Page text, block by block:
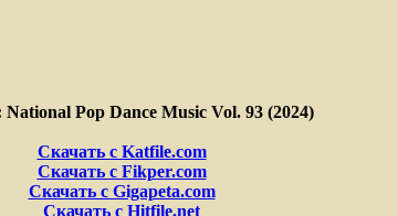
Pop Dance Music Vol. 93 (2024)
Скачать с Katfile.com
Скачать с Fikper.com
Скачать с Gigapeta.com
Скачать с Hitfile.net